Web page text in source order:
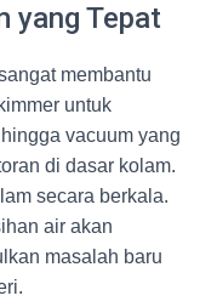
yang Tepat
membantu
untuk
vacuum yang
di dasar kolam.
secara berkala.
air akan
masalah baru